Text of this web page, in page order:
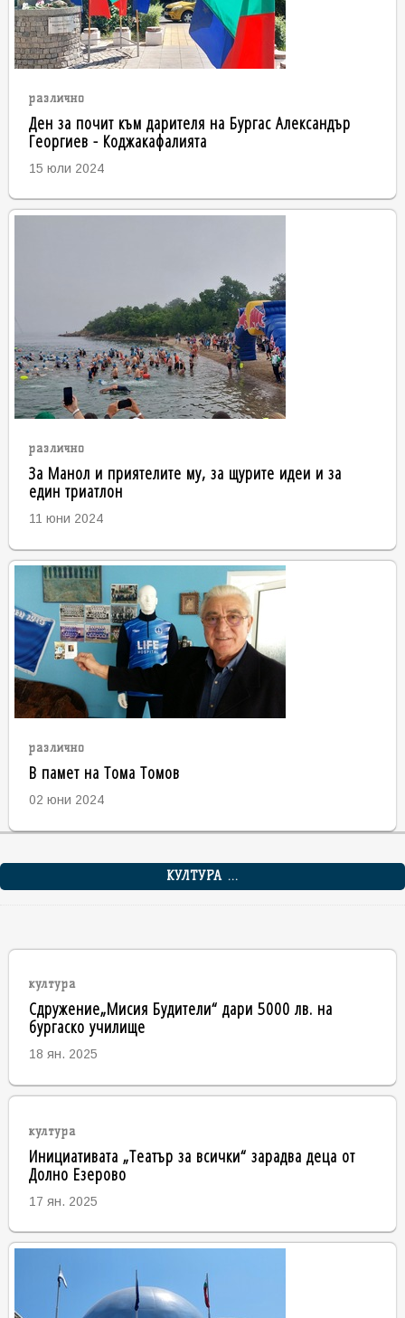
различно
Ден за почит към дарителя на Бургас Александър
Георгиев - Коджакафалията
15 юли 2024
различно
За Манол и приятелите му, за щурите идеи и за
един триатлон
11 юни 2024
различно
В памет на Тома Томов
02 юни 2024
КУЛТУРА ...
култура
Сдружение„Мисия Будители“ дари 5000 лв. на
бургаско училище
18 ян. 2025
култура
Инициативата „Театър за всички“ зарадва деца от
Долно Езерово
17 ян. 2025